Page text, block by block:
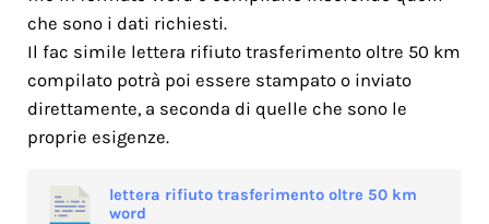
che sono i dati richiesti.
Il fac simile lettera rifiuto trasferimento oltre 50 km
compilato potrà poi essere stampato o inviato
direttamente, a seconda di quelle che sono le
proprie esigenze.
lettera rifiuto trasferimento oltre 50 km
word